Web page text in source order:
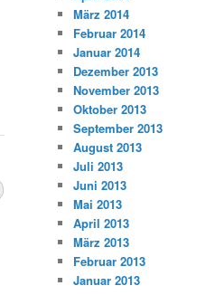
März 2014
Februar 2014
Januar 2014
Dezember 2013
November 2013
Oktober 2013
September 2013
August 2013
Juli 2013
Juni 2013
Mai 2013
April 2013
März 2013
Februar 2013
Januar 2013